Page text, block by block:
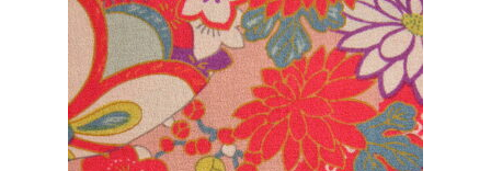
My Account
Wishlist
Paiement